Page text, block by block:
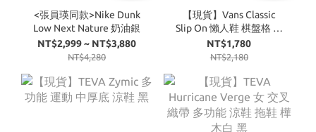
<張員瑛同款>Nike Dunk
Low Next Nature 奶油銀
NT$2,999 ~ NT$3,880
NT$4,280
【現貨】Vans Classic
Slip On 懶人鞋 棋盤格 黑
白
NT$1,780
NT$2,180